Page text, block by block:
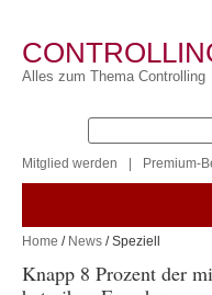
Alles zum Thema Controlling
Mitglied werden Premium-
Home / News / Speziell
Knapp 8 Prozent der